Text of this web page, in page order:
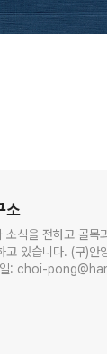
소
소식을 전하고 골목
일: choi-